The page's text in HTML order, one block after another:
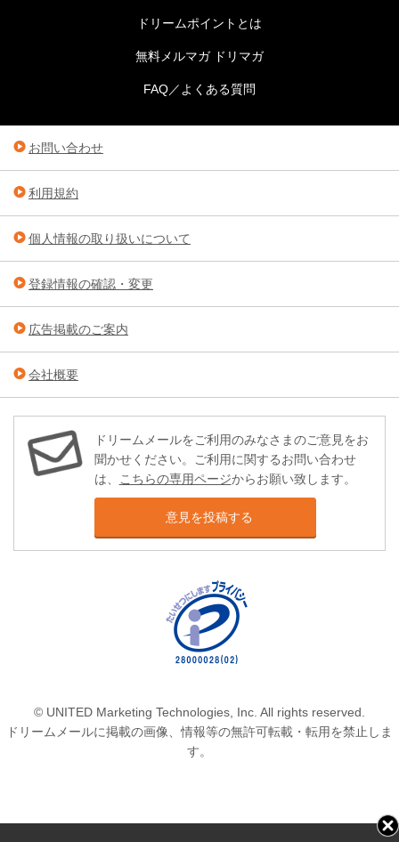
ドリームポイントとは
無料メルマガ ドリマガ
FAQ／よくある質問
お問い合わせ
利用規約
個人情報の取り扱いについて
登録情報の確認・変更
広告掲載のご案内
会社概要
ドリームメールをご利用のみなさまのご意見をお
聞かせください。ご利用に関するお問い合わせ
は、 こちらの専用ページからお願い致します。
意見を投稿する
© UNITED Marketing Technologies, Inc. All rights reserved.
ドリームメールに掲載の画像、情報等の無許可転載・転用を禁止しま
す。